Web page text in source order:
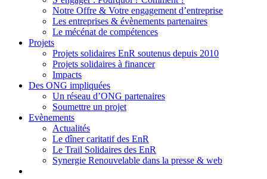
Notre Offre & Votre engagement d’entreprise
Les entreprises & évènements partenaires
Le mécénat de compétences
Projets
Projets solidaires EnR soutenus depuis 2010
Projets solidaires à financer
Impacts
Des ONG impliquées
Un réseau d’ONG partenaires
Soumettre un projet
Evènements
Actualités
Le dîner caritatif des EnR
Le Trail Solidaires des EnR
Synergie Renouvelable dans la presse & web